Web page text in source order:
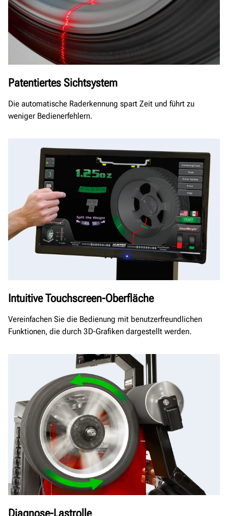
Patentiertes Sichtsystem
Die automatische Raderkennung spart Zeit und führt zu
weniger Bedienerfehlern.
Intuitive Touchscreen-Oberfläche
Vereinfachen Sie die Bedienung mit benutzerfreundlichen
Funktionen, die durch 3D-Grafiken dargestellt werden.
Diagnose-Lastrolle